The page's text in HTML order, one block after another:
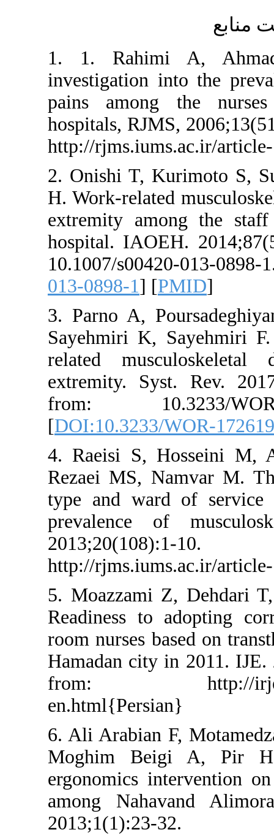
1. 1.
investigation
pains
hospitals,
http://
2. Onishi T,
H. Work-
extremity
hospital.
10.1007/
013-0898-1
3. Parno A,
Sayehmiri K,
related
extremity.
from:
[DOI:10.3233/
4. Raeisi S,
Rezaei MS,
type and
prevalence
http://
5. Moazzami
Readiness to
room nurses
Hamadan city
from:
6. Ali Arabian
Moghim
ergonomics
among